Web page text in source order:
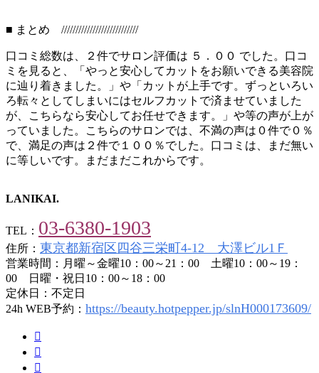
■ まとめ ///////////////////////////
口コミ総数は、２件でサロン評価は ５．００ でした。口コ
ミを見ると、「やっと安心してカットをお願いできる美容院
に辿り着きました。」や「カットが上手です。ずっといろい
ろ転々としてしまいにはセルフカットで済ませていました
が、こちらなら安心してお任せできます。」や等の声が上が
っていました。こちらのサロンでは、不満の声は０件で０％
で、満足の声は２件で１００％でした。口コミは、まだ無い
に等しいです。まだまだこれからです。
LANIKAI.
TEL： 03-6380-1903
住所： 東京都新宿区四谷三栄町4-12 大澤ビル1Ｆ
営業時間：月曜～金曜10：00～21：00 土曜10：00～19：
00 日曜・祝日10：00～18：00
定休日：不定日
24h WEB予約： https://beauty.hotpepper.jp/slnH000173609/